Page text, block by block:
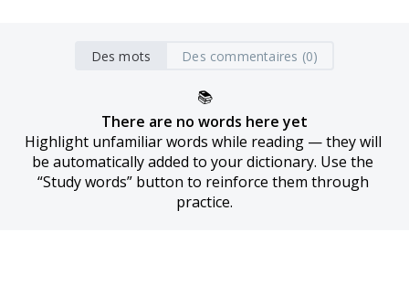
Des mots Des commentaires (0)
📚
There are no words here yet
Highlight unfamiliar words while reading — they will
be automatically added to your dictionary. Use the
“Study words” button to reinforce them through
practice.